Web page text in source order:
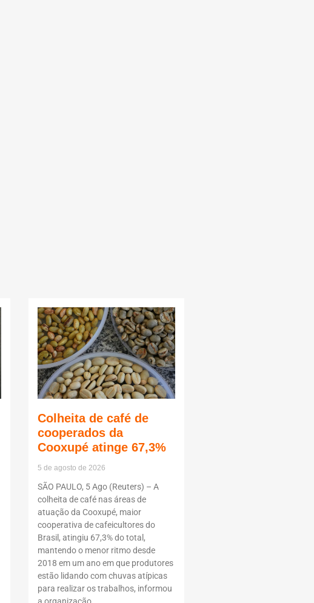
Colheita de café de
cooperados da
Cooxupé atinge 67,3%
5 de agosto de 2026
SÃO PAULO, 5 Ago (Reuters) – A
colheita de café nas áreas de
atuação da Cooxupé, maior
cooperativa de cafeicultores do
Brasil, atingiu 67,3% do total,
mantendo o menor ritmo desde
2018 em um ano em que produtores
estão lidando com chuvas atípicas
para realizar os trabalhos, informou